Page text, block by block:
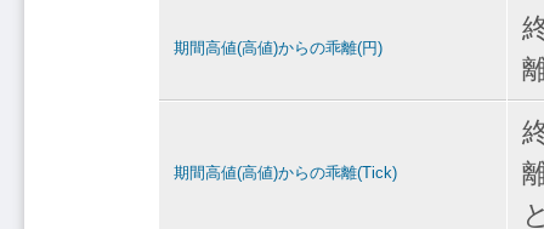
期間高値(高値)からの乖離(円)
期間高値(高値)からの乖離(Tick)